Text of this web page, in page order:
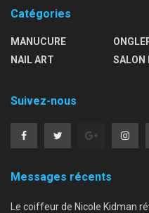
Catégories
MANUCURE
NAIL ART
SALON
Suivez-nous
Messages récents
Le coiffeur de Nicole Kidman